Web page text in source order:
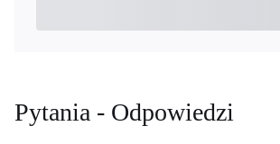
Pytania - Odpowiedzi